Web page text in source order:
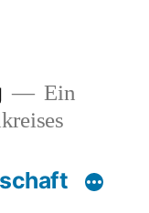
Ein